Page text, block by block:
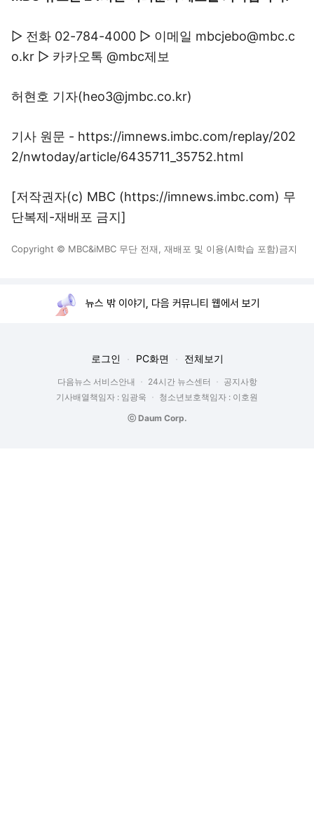
▷ 전화 02-784-4000 ▷ 이메일 mbcjebo@mbc.c
o.kr ▷ 카카오톡 @mbc제보
허현호 기자(heo3@jmbc.co.kr)
기사 원문 - https://imnews.imbc.com/replay/202
2/nwtoday/article/6435711_35752.html
[저작권자(c) MBC (https://imnews.imbc.com) 무
단복제-재배포 금지]
Copyright © MBC&iMBC 무단 전재, 재배포 및 이용(AI학습 포함)금지
뉴스 밖 이야기, 다음 커뮤니티 웹에서 보기
로그인 PC화면 전체보기
다음뉴스 서비스안내 24시간 뉴스센터
공지사항
기사배열책임자 : 임광욱
청소년보호책임자 : 이호원
ⓒ Daum Corp.